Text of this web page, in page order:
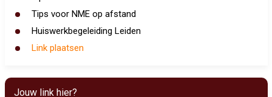
Tips voor NME op afstand
Huiswerkbegeleiding Leiden
Link plaatsen
Jouw link hier?